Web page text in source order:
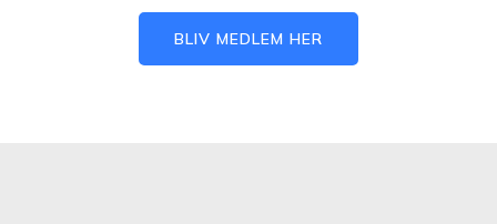
BLIV MEDLEM HER